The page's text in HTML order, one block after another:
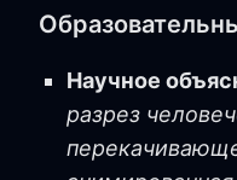
Научное
разрез